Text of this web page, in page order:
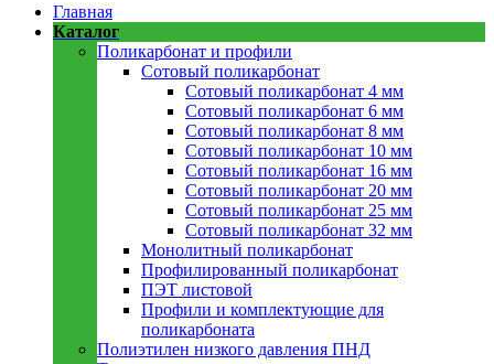
Главная
Каталог
Поликарбонат и профили
Сотовый поликарбонат
Сотовый поликарбонат 4 мм
Сотовый поликарбонат 6 мм
Сотовый поликарбонат 8 мм
Сотовый поликарбонат 10 мм
Сотовый поликарбонат 16 мм
Сотовый поликарбонат 20 мм
Сотовый поликарбонат 25 мм
Сотовый поликарбонат 32 мм
Монолитный поликарбонат
Профилированный поликарбонат
ПЭТ листовой
Профили и комплектующие для
поликарбоната
Полиэтилен низкого давления ПНД